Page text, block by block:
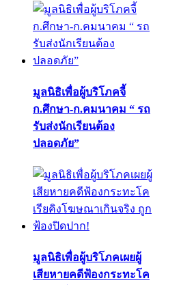
มูลนิธิเพื่อผู้บริโภคจี้
ก.ศึกษา-ก.คมนาคม “ รถ
รับส่งนักเรียนต้อง
ปลอดภัย”
มูลนิธิเพื่อผู้บริโภคเผยผู้
เสียหายคดีฟ้องกระทะโค